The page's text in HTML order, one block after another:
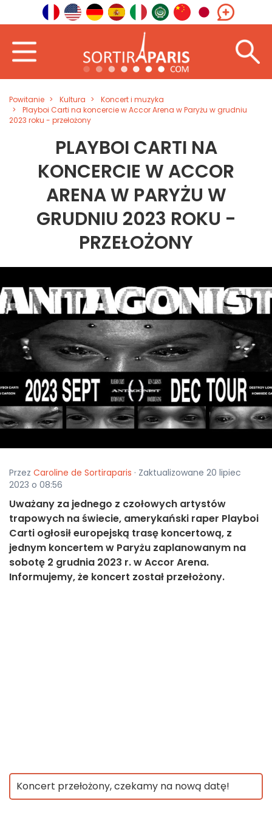
Powitanie Kultura
Koncert i muzyka
Playboi Carti na koncercie w Accor Arena w Paryżu w grudniu
2023 roku - przełożony
PLAYBOI CARTI NA
KONCERCIE W ACCOR
ARENA W PARYŻU W
GRUDNIU 2023 ROKU -
PRZEŁOŻONY
Przez Caroline de Sortiraparis · Zaktualizowane 20 lipiec
2023 o 08:56
Uważany za jednego z czołowych artystów
trapowych na świecie, amerykański raper Playboi
Carti ogłosił europejską trasę koncertową, z
jednym koncertem w Paryżu zaplanowanym na
sobotę 2 grudnia 2023 r. w Accor Arena.
Informujemy, że koncert został przełożony.
Koncert przełożony, czekamy na nową datę!